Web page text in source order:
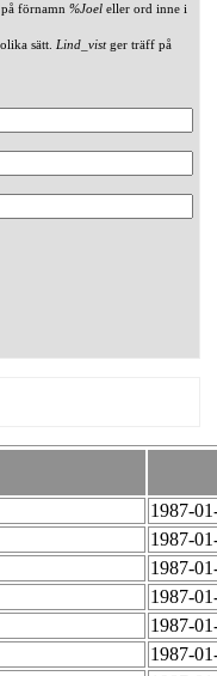
förnamn %Joel eller ord inne i
sätt. Lind_vistger träff på
1987-
1987-
1987-
1987-
1987-
1987-